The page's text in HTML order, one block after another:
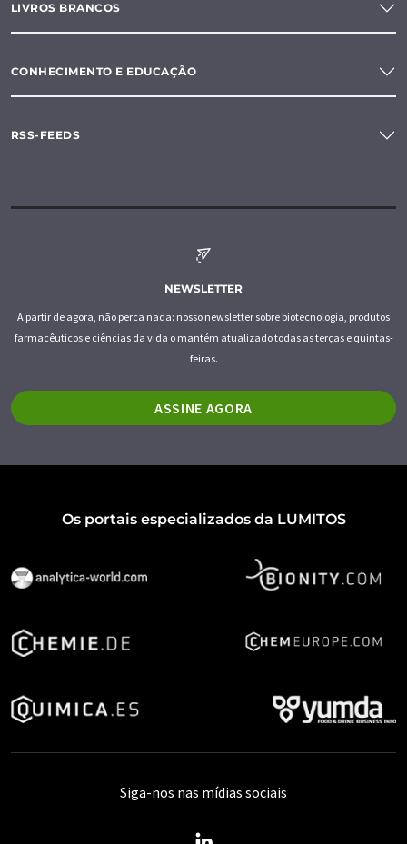
LIVROS BRANCOS
CONHECIMENTO E EDUCAÇÃO
RSS-FEEDS
NEWSLETTER
A partir de agora, não perca nada: nosso newsletter sobre biotecnologia, produtos
farmacêuticos e ciências da vida o mantém atualizado todas as terças e quintas-
feiras.
ASSINE AGORA
Os portais especializados da LUMITOS
Siga-nos nas mídias sociais